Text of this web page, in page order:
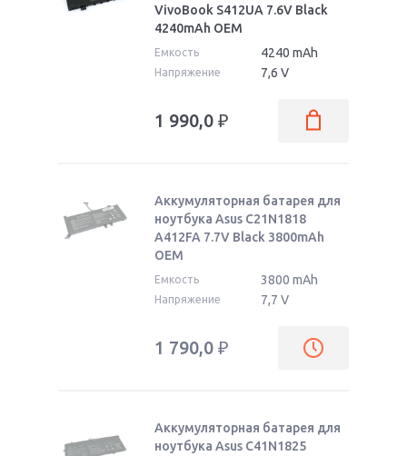
X412DA-EK340T
X412FA-EK268R
X412UA-EK266T
VivoBook S412UA 7.6V Black
4240mAh OEM
Емкость 4240 mAh
Напряжение 7,6 V
1 990,0 ₽
Аккумуляторная батарея для
ноутбука Asus C21N1818
A412FA 7.7V Black 3800mAh
OEM
Емкость 3800 mAh
Напряжение 7,7 V
1 790,0 ₽
Аккумуляторная батарея для
ноутбука Asus C41N1825